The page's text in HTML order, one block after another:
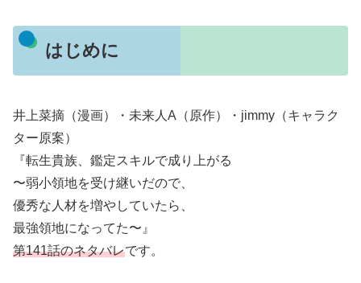
はじめに
井上菜摘（漫画）・未来人A（原作）・jimmy（キャラク
ター原案）
『転生貴族、鑑定スキルで成り上がる
〜弱小領地を受け継いだので、
優秀な人材を増やしていたら、
最強領地になってた〜』
第141話のネタバレです。